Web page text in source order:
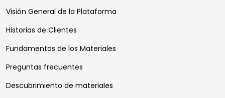
Visión General de la Plataforma
Historias de Clientes
Fundamentos de los Materiales
Preguntas frecuentes
Descubrimiento de materiales